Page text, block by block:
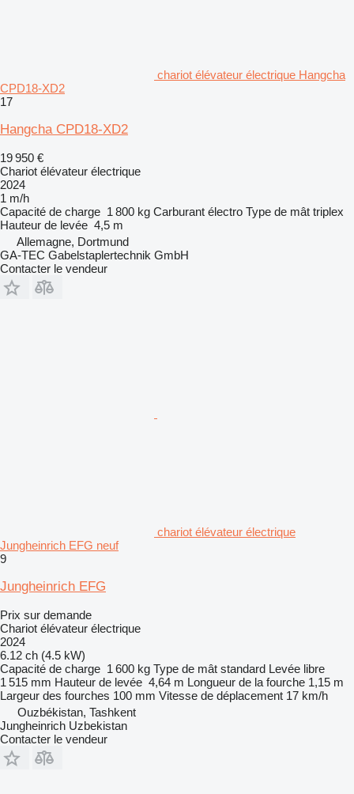
chariot élévateur électrique Hangcha
CPD18-XD2
17
Hangcha CPD18-XD2
19 950 €
Chariot élévateur électrique
2024
1 m/h
Capacité de charge 1 800 kg Carburant électro Type de mât triplex
Hauteur de levée 4,5 m
Allemagne, Dortmund
GA-TEC Gabelstaplertechnik GmbH
Contacter le vendeur
chariot élévateur électrique
Jungheinrich EFG neuf
9
Jungheinrich EFG
Prix sur demande
Chariot élévateur électrique
2024
6.12 ch (4.5 kW)
Capacité de charge 1 600 kg Type de mât standard Levée libre
1 515 mm Hauteur de levée 4,64 m Longueur de la fourche 1,15 m
Largeur des fourches 100 mm Vitesse de déplacement 17 km/h
Ouzbékistan, Tashkent
Jungheinrich Uzbekistan
Contacter le vendeur